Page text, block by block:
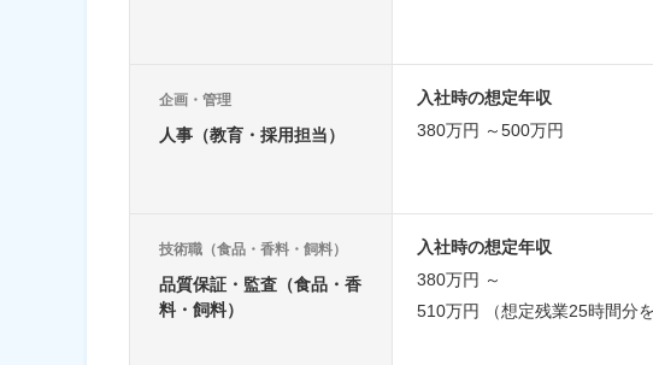
企画・管理
人事（教育・採用担当）
入社時の想定年収
380万円 ～500万円
技術職（食品・香料・飼料）
品質保証・監査（食品・香
料・飼料）
入社時の想定年収
380万円 ～
510万円 （想定残業25時間分を